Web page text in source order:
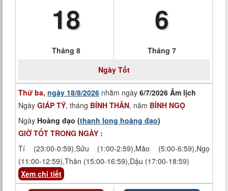
18
Tháng 8
6
Tháng 7
Ngày Tốt
Thứ ba, ngày 18/8/2026 nhằm ngày 6/7/2026 Âm lịch
Ngày GIÁP TÝ, tháng BÍNH THÂN, năm BÍNH NGỌ
Ngày Hoàng đạo (thanh long hoàng đạo)
GIỜ TỐT TRONG NGÀY :
Tí (23:00-0:59),Sửu (1:00-2:59),Mão (5:00-6:59),Ngọ
(11:00-12:59),Thân (15:00-16:59),Dậu (17:00-18:59)
Xem chi tiết